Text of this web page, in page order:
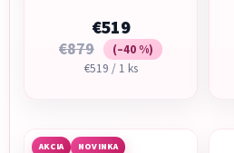
€519
€879
(–40 %)
Jednotková
€519 / 1 ks
AKCIA NOVINKA